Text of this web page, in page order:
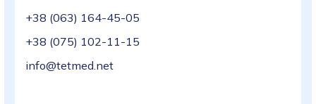
+38 (063) 164-45-05
+38 (075) 102-11-15
info@tetmed.net